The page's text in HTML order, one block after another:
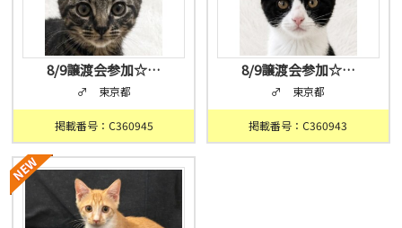
8/9譲渡会参加☆…
♂ 東京都
掲載番号：C360945
8/9譲渡会参加☆…
♂ 東京都
掲載番号：C360943